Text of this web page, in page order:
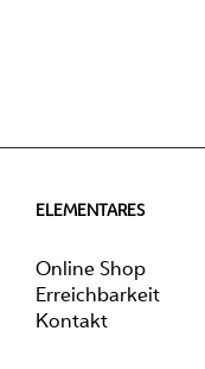
ELEMENTARES
Online Shop
Erreichbarkeit
Kontakt